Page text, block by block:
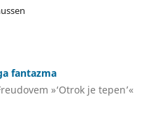
fantazma
»‘Otrok je tepen’«